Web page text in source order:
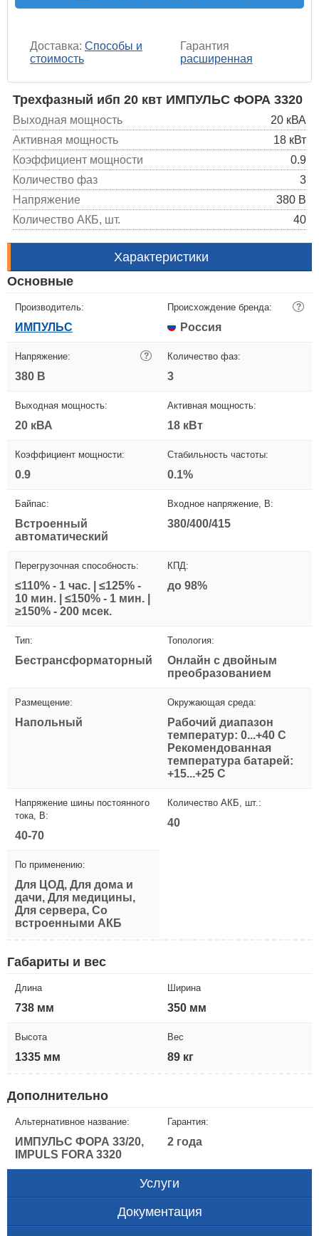
Доставка: Способы и
стоимость
Гарантия
расширенная
Трехфазный ибп 20 квт ИМПУЛЬС ФОРА 3320
Выходная мощность
20 кВА
Активная мощность
18 кВт
Коэффициент мощности
0.9
Количество фаз
3
Напряжение
380 В
Количество АКБ, шт.
40
Характеристики
Основные
Производитель:
ИМПУЛЬС
Происхождение бренда: ?
Россия
Напряжение: ?
380 В
Количество фаз:
3
Выходная мощность:
20 кВА
Активная мощность:
18 кВт
Коэффициент мощности:
0.9
Стабильность частоты:
0.1%
Байпас:
Встроенный
автоматический
Входное напряжение, В:
380/400/415
Перегрузочная способность:
≤110% - 1 час. | ≤125% -
10 мин. | ≤150% - 1 мин. |
≥150% - 200 мсек.
КПД:
до 98%
Тип:
Бестрансформаторный
Топология:
Онлайн с двойным
преобразованием
Размещение:
Напольный
Окружающая среда:
Рабочий диапазон
температур: 0...+40 С
Рекомендованная
температура батарей:
+15...+25 С
Напряжение шины постоянного
тока, В:
40-70
Количество АКБ, шт.:
40
По применению:
Для ЦОД, Для дома и
дачи, Для медицины,
Для сервера, Со
встроенными АКБ
Габариты и вес
Длина
738 мм
Ширина
350 мм
Высота
1335 мм
Вес
89 кг
Дополнительно
Альтернативное название:
ИМПУЛЬС ФОРА 33/20,
IMPULS FORA 3320
Гарантия:
2 года
Услуги
Документация